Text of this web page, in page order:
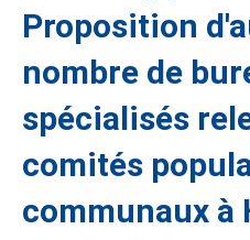
Proposition
nombre de
spécialisés
comités
communaux à